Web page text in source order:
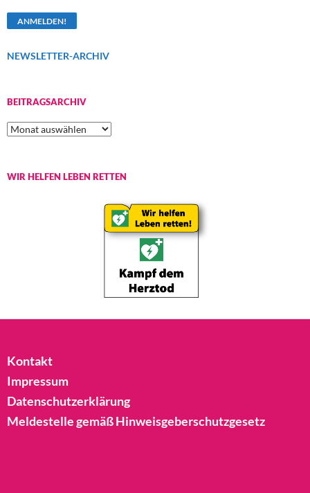
NEWSLETTER-ARCHIV
BEITRAGSARCHIV
Beitragsarchiv
WIR HELFEN LEBEN RETTEN
Kontakt
Impressum
Datenschutzerklärung
Meldestelle gemäß Hinweisgeberschutzgesetz